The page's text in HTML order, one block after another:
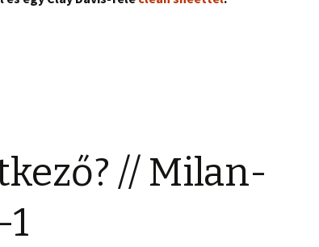
// Milan-